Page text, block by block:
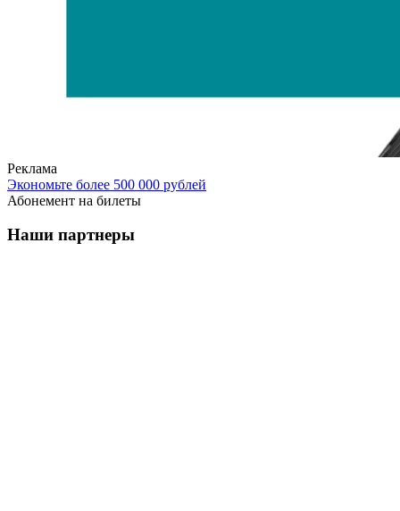
Реклама
Экономьте более 500 000 рублей
Абонемент на билеты
Наши партнеры